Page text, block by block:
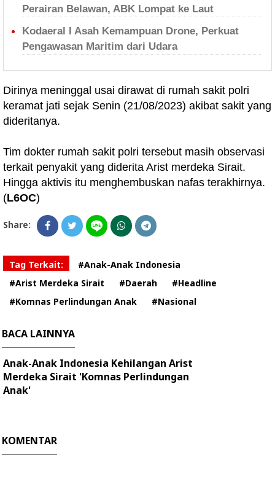
Perairan Belawan, ABK Lompat ke Laut
Kodaeral I Asah Kemampuan Drone, Perkuat
Pengawasan Maritim dari Udara
Dirinya meninggal usai dirawat di rumah sakit polri
keramat jati sejak Senin (21/08/2023) akibat sakit yang
dideritanya.
Tim dokter rumah sakit polri tersebut masih observasi
terkait penyakit yang diderita Arist merdeka Sirait.
Hingga aktivis itu menghembuskan nafas terakhirnya.
(L6OC)
Share:
Tag Terkait:
#Anak-Anak Indonesia
#Arist Merdeka Sirait
#Daerah
#Headline
#Komnas Perlindungan Anak
#Nasional
BACA LAINNYA
Anak-Anak Indonesia Kehilangan Arist
Merdeka Sirait 'Komnas Perlindungan
Anak'
KOMENTAR